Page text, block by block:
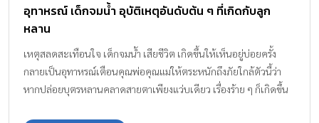
อุทาหรณ์ เด็กจมน้ำ อุบัติเหตุอันดับต้น ๆ ที่เกิดกับลูก
หลาน
เหตุสลดสะเทือนใจ เด็กจมน้ำ เสียชีวิต เกิดขึ้นให้เห็นอยู่บ่อยครั้ง
กลายเป็นอุทาหรณ์เตือนคุณพ่อคุณแม่ให้ตระหนักถึงภัยใกล้ตัวนี้ว่า
หากปล่อยบุตรหลานคลาดสายตาเพียงแว่บเดียว เรื่องร้าย ๆ ก็เกิดขึ้น